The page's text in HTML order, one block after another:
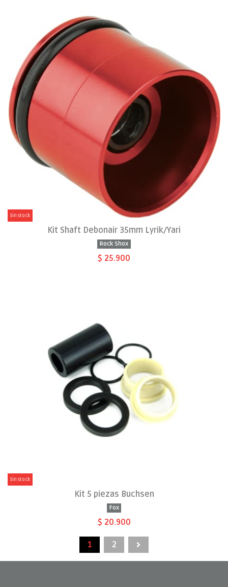
Sin stock
Kit Shaft Debonair 35mm Lyrik/Yari
Rock Shox
$ 25.900
Sin stock
Kit 5 piezas Buchsen
Fox
$ 20.900
1 2